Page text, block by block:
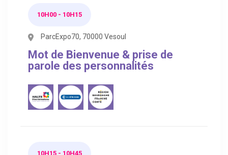
10H00 - 10H15
ParcExpo70, 70000 Vesoul
Mot de Bienvenue & prise de
parole des personnalités
10H15 - 10H45